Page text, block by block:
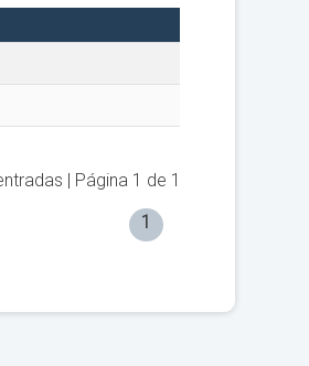
| Página 1 de 1
1